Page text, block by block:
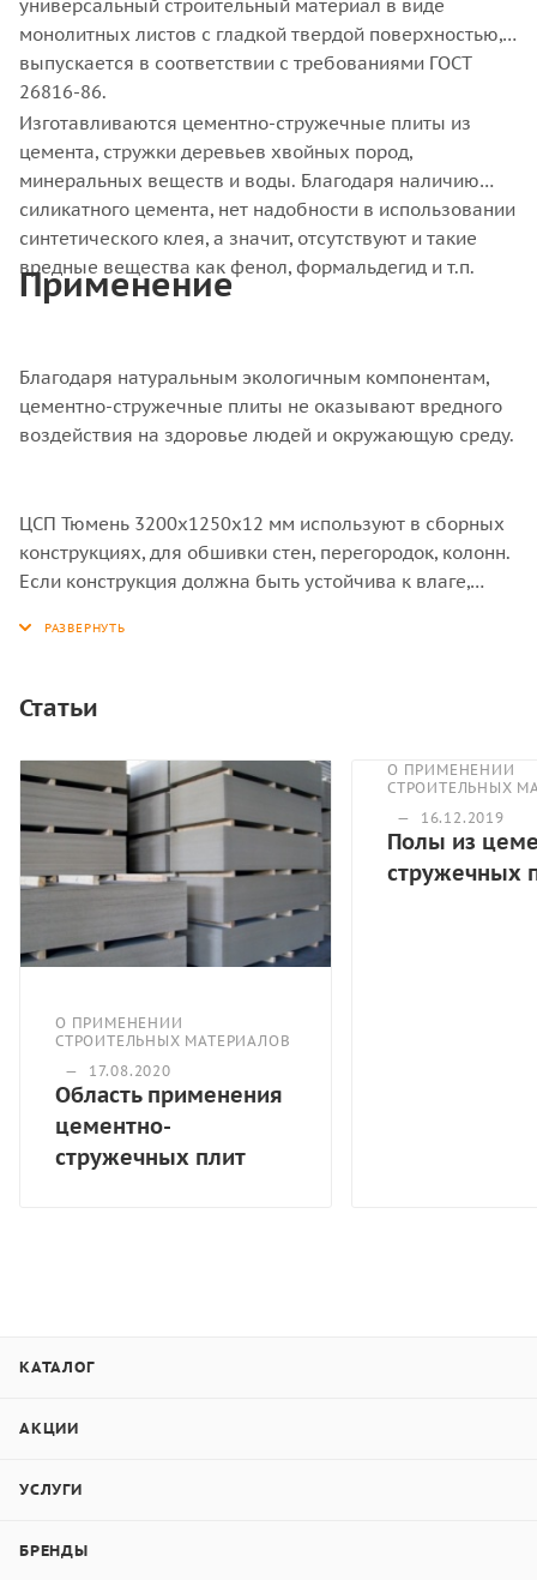
универсальный строительный материал в виде
монолитных листов с гладкой твердой поверхностью,
выпускается в соответствии с требованиями ГОСТ
26816-86.
Изготавливаются цементно-стружечные плиты из
цемента, стружки деревьев хвойных пород,
минеральных веществ и воды. Благодаря наличию
силикатного цемента, нет надобности в использовании
синтетического клея, а значит, отсутствуют и такие
вредные вещества как фенол, формальдегид и т.п.
Применение
Благодаря натуральным экологичным компонентам,
цементно-стружечные плиты не оказывают вредного
воздействия на здоровье людей и окружающую среду.
ЦСП Тюмень 3200x1250x12 мм используют в сборных
конструкциях, для обшивки стен, перегородок, колонн.
Если конструкция должна быть устойчива к влаге,
цементно-стружечную плиту.
Статьи
О ПРИМЕНЕНИИ
СТРОИТЕЛЬНЫХ МАТЕРИАЛОВ
—
17.08.2020
Область применения
цементно-
стружечных плит
О ПРИМЕНЕНИИ
СТРОИТЕЛЬНЫХ
—
16.12.2019
Полы из
стружечных
КАТАЛОГ
АКЦИИ
УСЛУГИ
БРЕНДЫ